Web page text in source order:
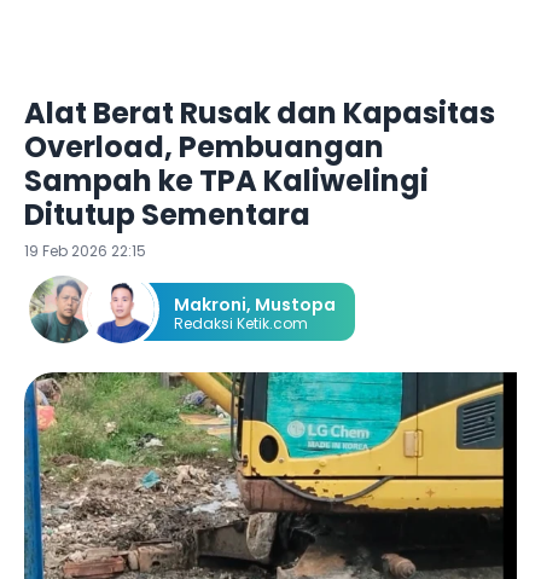
Alat Berat Rusak dan Kapasitas
Overload, Pembuangan
Sampah ke TPA Kaliwelingi
Ditutup Sementara ‎
19 Feb 2026 22:15
Makroni, Mustopa
Redaksi Ketik.com